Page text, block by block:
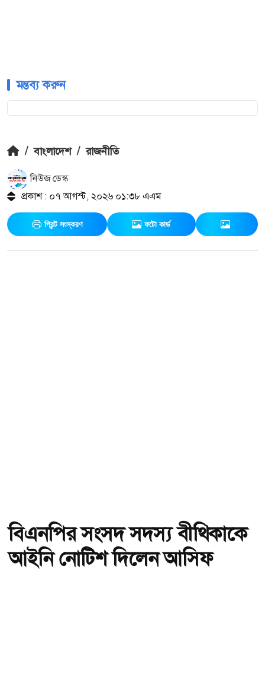
মন্তব্য করুন
/ বাংলাদেশ / রাজনীতি
নিউজ ডেস্ক
প্রকাশ : ০৭ আগস্ট, ২০২৬ ০১:৩৮ এএম
প্রিন্ট সংস্করণ ফটো কার্ড
বিএনপির সংসদ সদস্য বীথিকাকে
আইনি নোটিশ দিলেন আসিফ